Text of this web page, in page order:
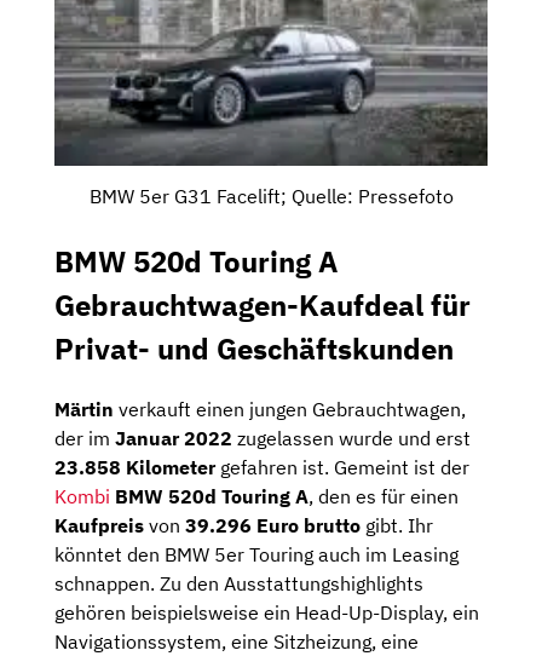
BMW 5er G31 Facelift; Quelle: Pressefoto
BMW 520d Touring A
Gebrauchtwagen-Kaufdeal für
Privat- und Geschäftskunden
Märtin verkauft einen jungen Gebrauchtwagen,
der im Januar 2022 zugelassen wurde und erst
23.858 Kilometer gefahren ist. Gemeint ist der
Kombi BMW 520d Touring A, den es für einen
Kaufpreis von 39.296 Euro brutto gibt. Ihr
könntet den BMW 5er Touring auch im Leasing
schnappen. Zu den Ausstattungshighlights
gehören beispielsweise ein Head-Up-Display, ein
Navigationssystem, eine Sitzheizung, eine